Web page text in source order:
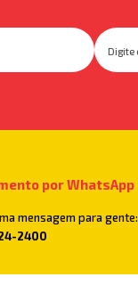
por WhatsApp
mensagem para gente:
2400